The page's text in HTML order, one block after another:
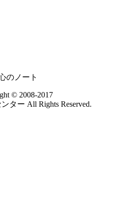
© 2008-2017
ター All Rights Reserved.